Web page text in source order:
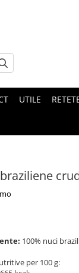
UTILE
100% nuci
per 100 g: